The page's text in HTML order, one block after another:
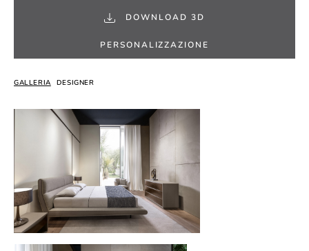
DOWNLOAD 3D
PERSONALIZZAZIONE
GALLERIA DESIGNER